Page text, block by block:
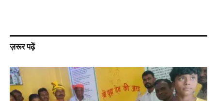
ज़रूर पढ़ें